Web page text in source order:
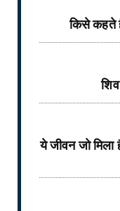
किसे कहते
ये जीवन जो